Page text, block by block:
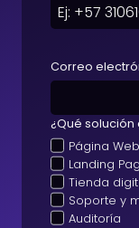
Correo
¿Qué solución
Página Web
Landing
Tienda
Soporte y
Auditoría